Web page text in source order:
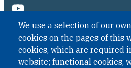
We use a selection of our
cookies on the pages of this
cookies, which are required
website; functional cookies,